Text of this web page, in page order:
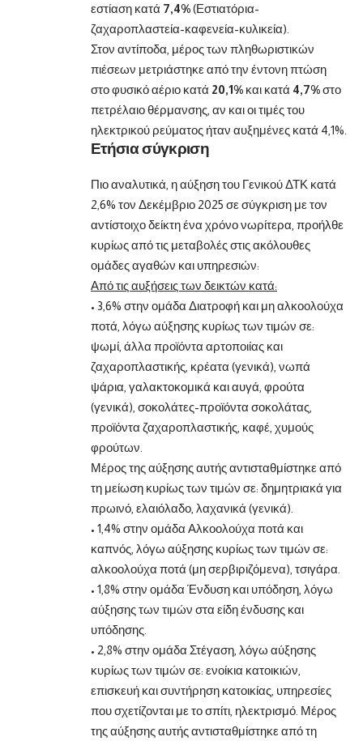
εστίαση κατά 7,4%(Εστιατόρια-
ζαχαροπλαστεία-καφενεία-κυλικεία).
Στον αντίποδα, μέρος των πληθωριστικών
πιέσεων μετριάστηκε από την έντονη πτώση
στο φυσικό αέριο κατά 20,1% και κατά 4,7%στο
πετρέλαιο θέρμανσης, αν και οι τιμές του
ηλεκτρικού ρεύματος ήταν αυξημένες κατά 4,1%.
Ετήσια σύγκριση
Πιο αναλυτικά, η αύξηση του Γενικού ΔΤΚ κατά
2,6% τον Δεκέμβριο 2025 σε σύγκριση με τον
αντίστοιχο δείκτη ένα χρόνο νωρίτερα, προήλθε
κυρίως από τις μεταβολές στις ακόλουθες
ομάδες αγαθών και υπηρεσιών:
Από τις αυξήσεις των δεικτών κατά:
• 3,6% στην ομάδα Διατροφή και μη αλκοολούχα
ποτά, λόγω αύξησης κυρίως των τιμών σε:
ψωμί, άλλα προϊόντα αρτοποιίας και
ζαχαροπλαστικής, κρέατα (γενικά), νωπά
ψάρια, γαλακτοκομικά και αυγά, φρούτα
(γενικά), σοκολάτες-προϊόντα σοκολάτας,
προϊόντα ζαχαροπλαστικής, καφέ, χυμούς
φρούτων.
Μέρος της αύξησης αυτής αντισταθμίστηκε από
τη μείωση κυρίως των τιμών σε: δημητριακά για
πρωινό, ελαιόλαδο, λαχανικά (γενικά).
• 1,4% στην ομάδα Αλκοολούχα ποτά και
καπνός, λόγω αύξησης κυρίως των τιμών σε:
αλκοολούχα ποτά (μη σερβιριζόμενα), τσιγάρα.
• 1,8% στην ομάδα Ένδυση και υπόδηση, λόγω
αύξησης των τιμών στα είδη ένδυσης και
υπόδησης.
• 2,8% στην ομάδα Στέγαση, λόγω αύξησης
κυρίως των τιμών σε: ενοίκια κατοικιών,
επισκευή και συντήρηση κατοικίας, υπηρεσίες
που σχετίζονται με το σπίτι, ηλεκτρισμό. Μέρος
της αύξησης αυτής αντισταθμίστηκε από τη